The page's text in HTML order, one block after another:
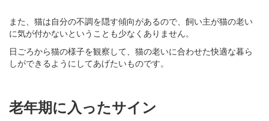
また、猫は自分の不調を隠す傾向があるので、飼い主が猫の老い
に気が付かないということも少なくありません。
日ごろから猫の様子を観察して、猫の老いに合わせた快適な暮ら
しができるようにしてあげたいものです。
老年期に入ったサイン